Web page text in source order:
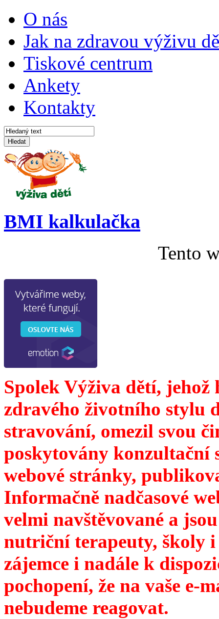
O nás
Jak na zdravou výživu
Tiskové centrum
Ankety
Kontakty
Hledat
BMI kalkulačka
Tento
Spolek Výživa dětí,
zdravého životního stylu
stravování, omezil svou
poskytovány konzultační
webové stránky,
Informačně nadčasové
velmi navštěvované a
nutriční terapeuty, školy
zájemce i nadále k
pochopení, že na vaše e-
nebudeme reagovat.